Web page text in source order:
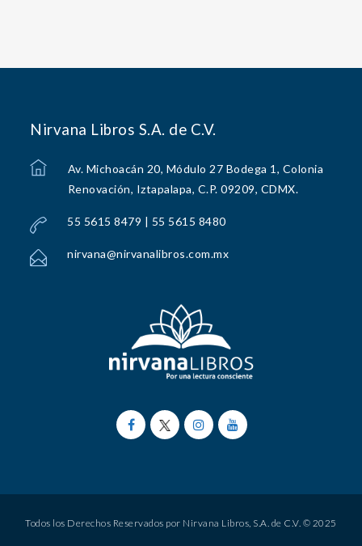
Nirvana Libros S.A. de C.V.
Av. Michoacán 20, Módulo 27 Bodega 1, Colonia
Renovación, Iztapalapa, C.P. 09209, CDMX.
55 5615 8479 | 55 5615 8480
nirvana@nirvanalibros.com.mx
Todos los Derechos Reservados por Nirvana Libros, S.A. de C.V. © 2025